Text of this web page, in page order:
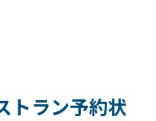
トラン予約状